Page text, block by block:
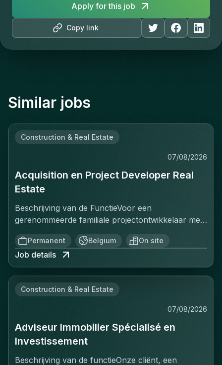
Copy link
Apply for this job
Similar jobs
Construction & Real Estate
07/08/2026
Acquisition en Project Developer Real
Estate
Beschrijving van de FunctieVoor een
gerenommeerde familiale projectontwikkelaar met
een sterke positie op de Belgische vastgoedmarkt,
zoekt een ervaren Projectontwikkelaar die
onmiddellijk impact kan maken. In deze rol ben je
verantwoordelijk voor het identificeren, acquisitie
verschillende segmenten: residentieel, kantoren,
samen met stakeholders zoals eigenaars,
gemeenten, investeerders en architecten om
projecten van concept tot realisatie tot een
aanspreekpunt voor complexe onderhandelingen
Permanent Belgium On site
Job details
Construction & Real Estate
07/08/2026
Adviseur Immobilier Spécialisé en
Investissement
Beschrijving van de functieOnze cliënt, een